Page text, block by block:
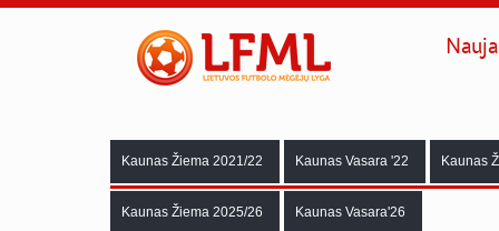
Kaunas Žiema 2021/22 Kaunas Vasara '22 Kaunas
Kaunas Žiema 2025/26 Kaunas Vasara'26